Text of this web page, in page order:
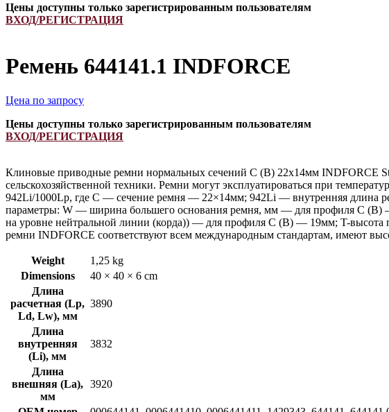
Цены доступны только зарегистрированным пользователям
ВХОД/РЕГИСТРАЦИЯ
Ремень 644141.1 INDFORCE
Цена по запросу
Цены доступны только зарегистрированным пользователям
ВХОД/РЕГИСТРАЦИЯ
Клиновые приводные ремни нормальных сечений С (В) 22х14мм INDFORCE
сельскохозяйственной техники. Ремни могут эксплуатироваться при
942Li/1000Lp, где C — сечение ремня — 22×14мм; 942Li — внутренняя длина
параметры: W — ширина большего основания ремня, мм — для профиля С (В)
на уровне нейтральной линии (корда)) — для профиля С (В) — 19мм; T-
ремни INDFORCE соответствуют всем международным стандартам, имеют
Weight
1,25 kg
Dimensions
40 × 40 × 6 cm
Длина
расчетная (Lp,
Ld, Lw), мм
3890
Длина
внутренняя
(Li), мм
3832
Длина
внешняя (La),
мм
3920